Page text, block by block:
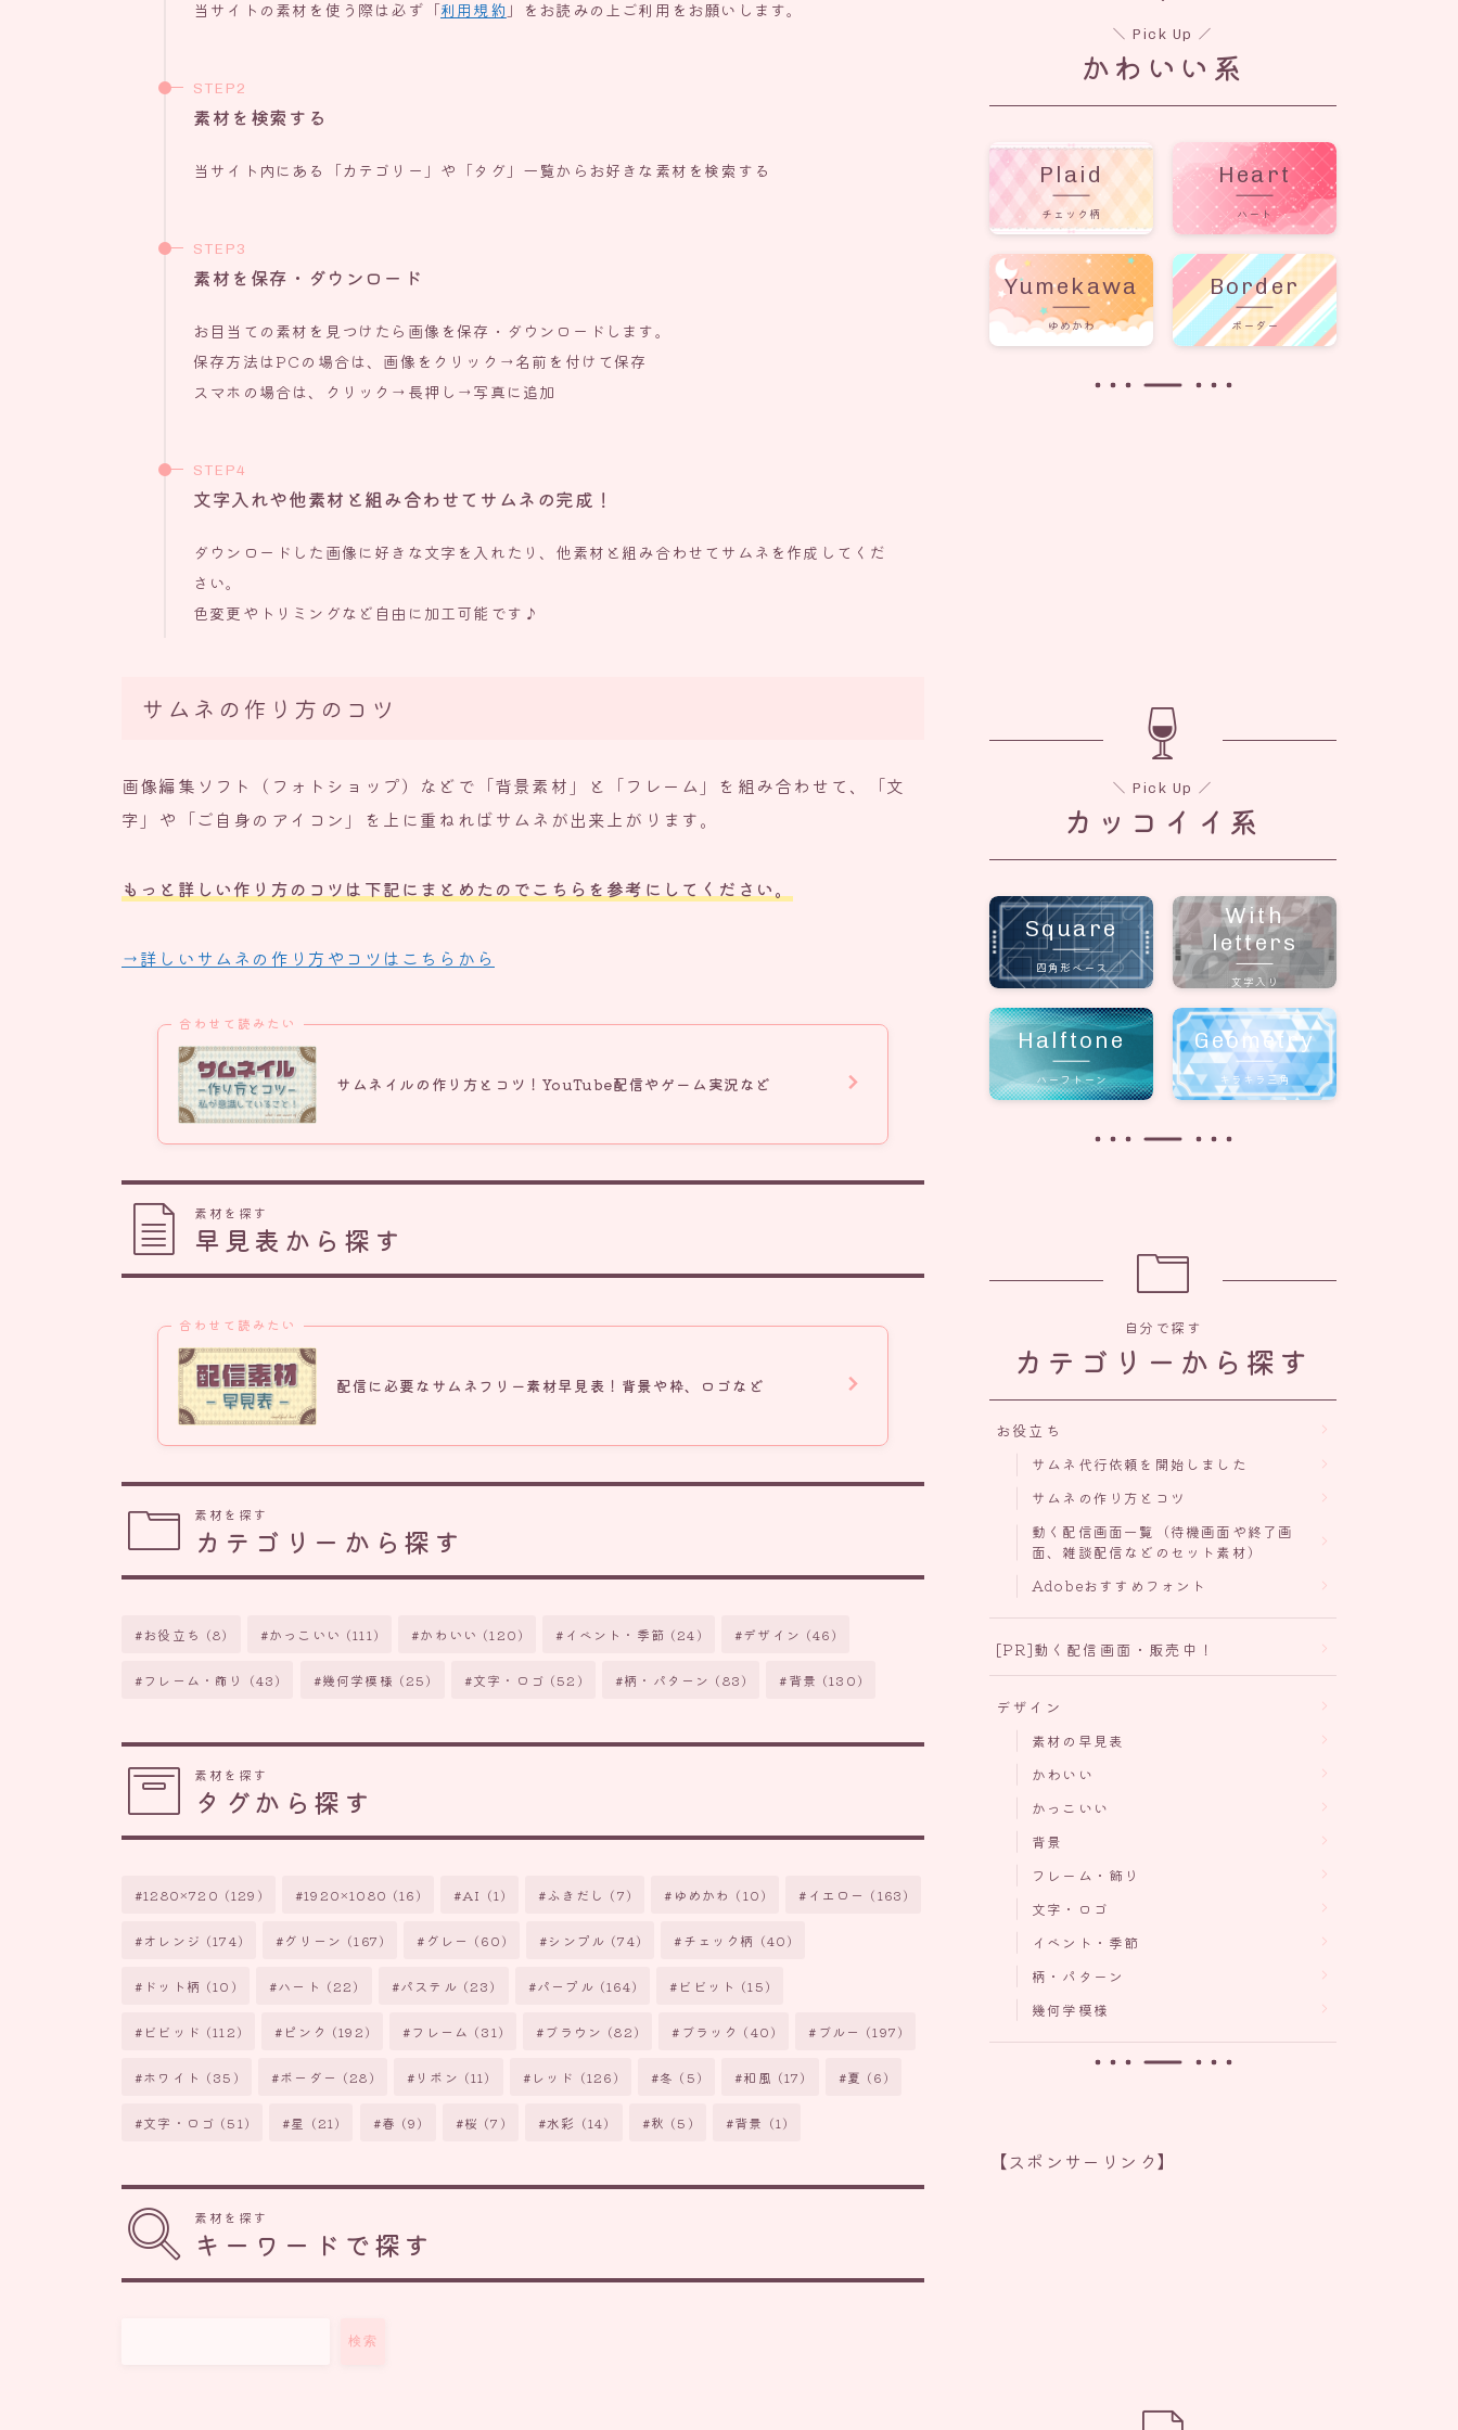
当サイトの素材を使う際は必ず「利用規約 」をお読みの上ご利用をお願いします。
素材を検索する
当サイト内にある「カテゴリー」や「タグ」一覧からお好きな素材を検索する
素材を保存・ダウンロード
お目当ての素材を見つけたら画像を保存・ダウンロードします。
保存方法はPCの場合は、画像をクリック→名前を付けて保存
スマホの場合は、クリック→長押し→写真に追加
文字入れや他素材と組み合わせてサムネの完成！
ダウンロードした画像に好きな文字を入れたり、他素材と組み合わせてサムネを作成してくだ
さい。
色変更やトリミングなど自由に加工可能です♪
サムネの作り方のコツ
画像編集ソフト（フォトショップ）などで「背景素材」と「フレーム」を組み合わせて、「文
字」や「ご自身のアイコン」を上に重ねればサムネが出来上がります。
もっと詳しい作り方のコツは下記にまとめたのでこちらを参考にしてください。
→詳しいサムネの作り方やコツはこちらから
合わせて読みたい
サムネイルの作り方とコツ！YouTube配信やゲーム実況など
素材を探す
早見表から探す
合わせて読みたい
配信に必要なサムネフリー素材早見表！背景や枠、ロゴなど
素材を探す
カテゴリーから探す
お役立ち (8) かっこいい (111) かわいい (120) イベント・季節 (24) デザイン (46)
フレーム・飾り (43) 幾何学模様 (25) 文字・ロゴ (52) 柄・パターン (83) 背景 (130)
素材を探す
タグから探す
1280×720 (129) 1920×1080 (16) AI (1) ふきだし (7) ゆめかわ (10) イエロー (163)
オレンジ (174) グリーン (167) グレー (60) シンプル (74) チェック柄 (40)
ドット柄 (10) ハート (22) パステル (23) パープル (164) ビビット (15)
ビビッド (112) ピンク (192) フレーム (31) ブラウン (82) ブラック (40) ブルー (197)
ホワイト (35) ボーダー (28) リボン (11) レッド (126) 冬 (5) 和風 (17) 夏 (6)
文字・ロゴ (51) 星 (21) 春 (9) 桜 (7) 水彩 (14) 秋 (5) 背景 (1)
素材を探す
キーワードで探す
検索
＼ Pick Up ／
かわいい系
チェック柄
Plaid
ハート
Heart
ゆめかわ
Yumekawa
ボーダー
Border
＼ Pick Up ／
カッコイイ系
四角形ベース
Square
文字入り
With
letters
ハーフトーン
Halftone
キラキラ三角
Geometry
自分で探す
カテゴリーから探す
お役立ち
サムネ代行依頼を開始しました
サムネの作り方とコツ
動く配信画面一覧（待機画面や終了画
面、雑談配信などのセット素材）
Adobeおすすめフォント
[PR]動く配信画面・販売中！
デザイン
素材の早見表
かわいい
かっこいい
背景
フレーム・飾り
文字・ロゴ
イベント・季節
柄・パターン
幾何学模様
【スポンサーリンク】